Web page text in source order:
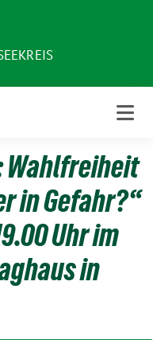
Wahlfreiheit
in Gefahr?“
Uhr im
in